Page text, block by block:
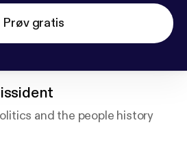
Prøv gratis
and the people history